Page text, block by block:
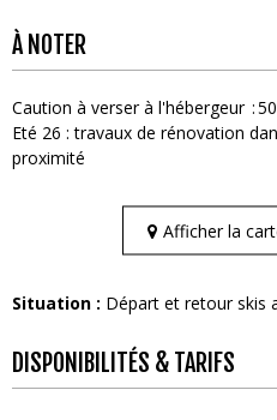
À NOTER
Caution à verser à l'hébergeur
Eté 26 : travaux de rénovation
proximité
Afficher la
Situation : Départ et retour skis
DISPONIBILITÉS & TARIFS